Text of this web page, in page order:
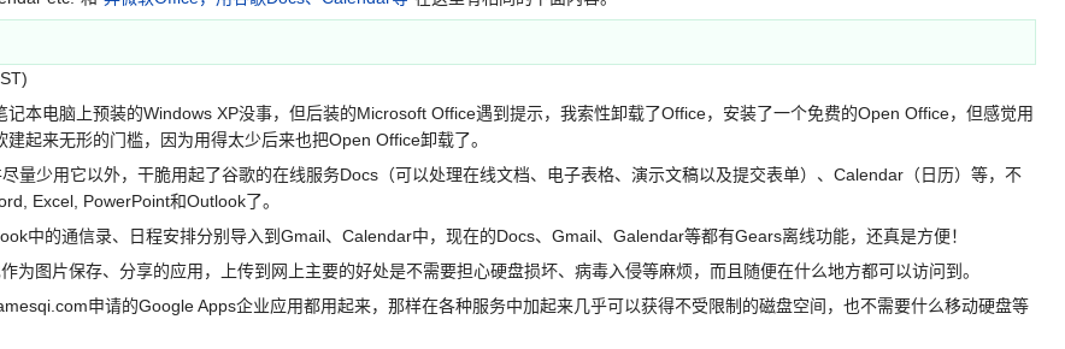
电脑上预装的Windows XP没事，但后装的Microsoft Office遇到提示，我索性卸载了Office，安装了一个免费的Open Office，但感觉用
起来无形的门槛，因为用得太少后来也把Open Office卸载了。
少用它以外，干脆用起了谷歌的在线服务Docs（可以处理在线文档、电子表格、演示文稿以及提交表单）、Calendar（日历）等，不
Excel, PowerPoint和Outlook了。
的通信录、日程安排分别导入到Gmail、Calendar中，现在的Docs、Gmail、Galendar等都有Gears离线功能，还真是方便！
图片保存、分享的应用，上传到网上主要的好处是不需要担心硬盘损坏、病毒入侵等麻烦，而且随便在什么地方都可以访问到。
申请的Google Apps企业应用都用起来，那样在各种服务中加起来几乎可以获得不受限制的磁盘空间，也不需要什么移动硬盘等